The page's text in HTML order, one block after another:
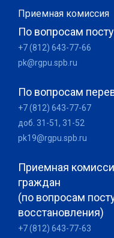
Приемная комиссия
По вопросам
+7 (812) 643-77-66
pk@rgpu.spb.ru
По вопросам
+7 (812) 643-77-67
доб. 31-51, 31-52
pk19@rgpu.spb.ru
Приемная
граждан
(по вопросам
восстановления)
+7 (812) 643-77-63